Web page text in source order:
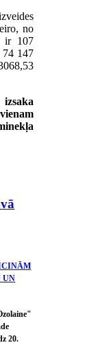
no
ir 107
74 147
UN
20.